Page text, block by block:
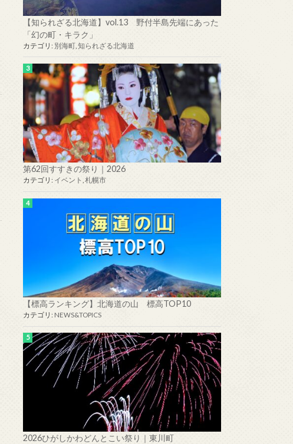
【知られざる北海道】vol.13 野付半島先端にあった
「幻の町・キラク」
カテゴリ: 別海町 知られざる北海道
第62回すすきの祭り｜2026
カテゴリ: イベント 札幌市
【標高ランキング】北海道の山 標高TOP10
カテゴリ: NEWS&TOPICS
2026ひがしかわどんとこい祭り｜東川町